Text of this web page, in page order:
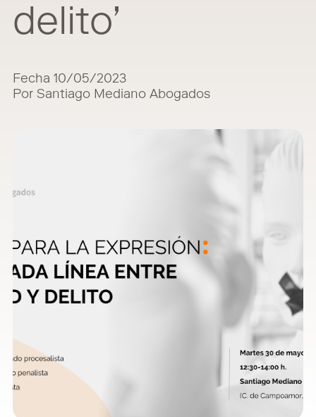
delito’
Fecha 10/05/2023
Por Santiago Mediano Abogados